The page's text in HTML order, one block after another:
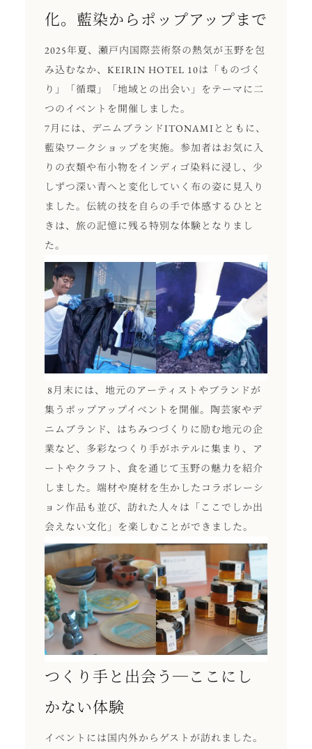
化。藍染からポップアップまで
2025年夏、瀬戸内国際芸術祭の熱気が玉野を包
み込むなか、KEIRIN HOTEL 10は「ものづく
り」「循環」「地域との出会い」をテーマに二
つのイベントを開催しました。
7月には、デニムブランドITONAMIとともに、
藍染ワークショップを実施。参加者はお気に入
りの衣類や布小物をインディゴ染料に浸し、少
しずつ深い青へと変化していく布の姿に見入り
ました。伝統の技を自らの手で体感するひとと
きは、旅の記憶に残る特別な体験となりまし
た。
8月末には、地元のアーティストやブランドが
集うポップアップイベントを開催。陶芸家やデ
ニムブランド、はちみつづくりに励む地元の企
業など、多彩なつくり手がホテルに集まり、ア
ートやクラフト、食を通じて玉野の魅力を紹介
しました。端材や廃材を生かしたコラボレーシ
ョン作品も並び、訪れた人々は「ここでしか出
会えない文化」を楽しむことができました。
つくり手と出会う─ここにし
かない体験
イベントには国内外からゲストが訪れました。